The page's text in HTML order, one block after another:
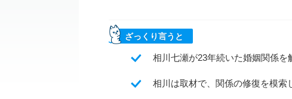
ざっくり言うと
相川七瀬が23年続いた婚姻関係
相川は取材で、関係の修復を模索